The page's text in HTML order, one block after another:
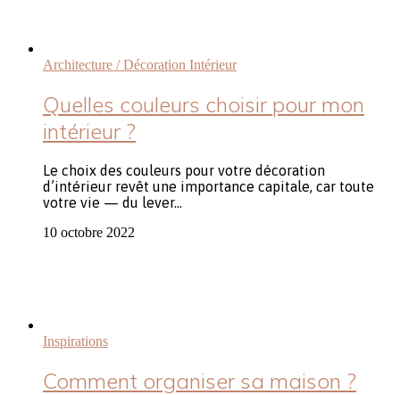
Architecture / Décoration Intérieur
Quelles couleurs choisir pour mon
intérieur ?
Le choix des couleurs pour votre décoration
d’intérieur revêt une importance capitale, car toute
votre vie — du lever…
10 octobre 2022
Inspirations
Comment organiser sa maison ?